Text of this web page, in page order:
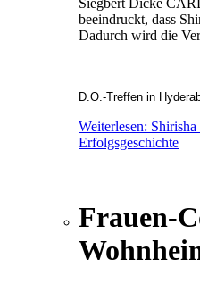
Siegbert Dicke
beeindruckt, dass
Dadurch wird die
D.O.-Treffen in
Weiterlesen:
Erfolgsgeschichte
Frauen-